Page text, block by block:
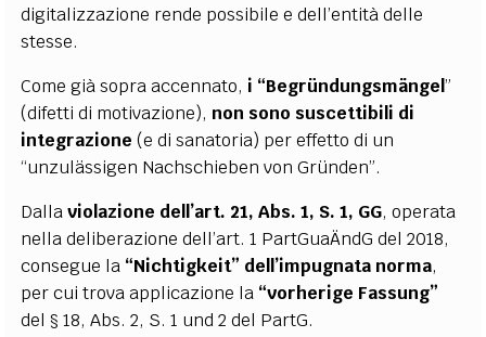
digitalizzazione rende possibile e dell’entità delle
stesse.
Come già sopra accennato, i “Begründungsmängel”
(difetti di motivazione), non sono suscettibili di
integrazione (e di sanatoria) per effetto di un
“unzulässigen Nachschieben von Gründen”.
Dallaviolazione dell’art. 21, Abs. 1, S. 1, GG, operata
nella deliberazione dell’art. 1 PartGuaÄndG del 2018,
consegue la “Nichtigkeit” dell’impugnata norma,
per cui trova applicazione la “vorherige Fassung”
del § 18, Abs. 2, S. 1 und 2 del PartG.